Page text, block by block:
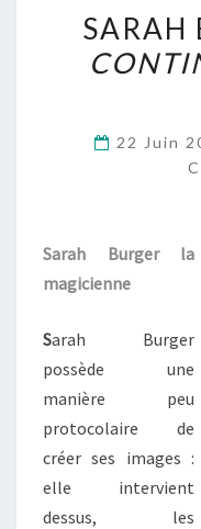
SARAH
22 Juin
Sarah Burger la
magicienne
Sarah Burger
possède une
manière peu
protocolaire de
créer ses images :
elle intervient
dessus, les